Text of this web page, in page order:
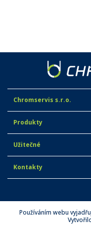
Chromservis s.r.o.
Produkty
Užitečné
Kontakty
Používáním webu